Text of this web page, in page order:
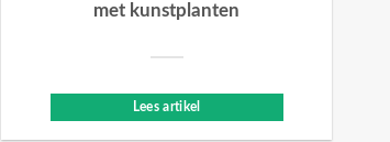
met kunstplanten
Lees artikel